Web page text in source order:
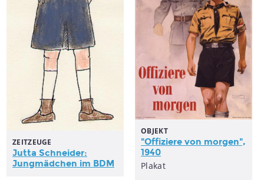
ZEITZEUGE
Jutta Schneider:
Jungmädchen im BDM
OBJEKT
"Offiziere von morgen",
1940
Plakat